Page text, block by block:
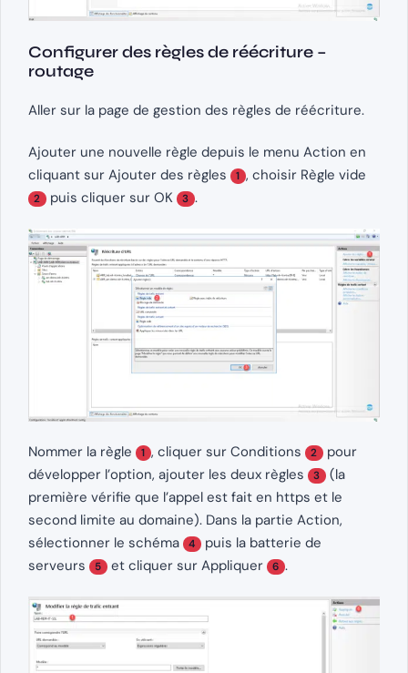
Configurer des règles de réécriture –
routage
Aller sur la page de gestion des règles de réécriture.
Ajouter une nouvelle règle depuis le menu Action en
cliquant sur Ajouter des règles
1 , choisir Règle vide
2 puis cliquer sur OK 3 .
Nommer la règle 1 , cliquer sur Conditions 2 pour
développer l’option, ajouter les deux règles
3 (la
première vérifie que l’appel est fait en https et le
second limite au domaine). Dans la partie Action,
sélectionner le schéma
4 puis la batterie de
serveurs
5 et cliquer sur Appliquer 6 .